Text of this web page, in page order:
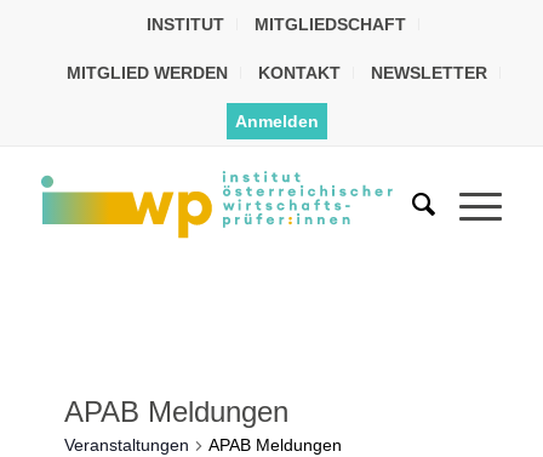
INSTITUT MITGLIEDSCHAFT
MITGLIED WERDEN KONTAKT NEWSLETTER
Anmelden
APAB Meldungen
Veranstaltungen APAB Meldungen